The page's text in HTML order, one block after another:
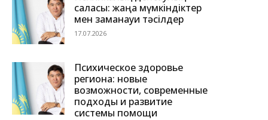
саласы: жаңа мүмкіндіктер
мен заманауи тәсілдер
17.07.2026
Психическое здоровье
региона: новые
возможности, современные
подходы и развитие
системы помощи